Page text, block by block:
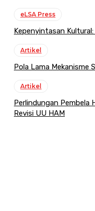
eLSA Press
Kepenyintasan
Artikel
Pola Lama Mekanisme
Artikel
Perlindungan Pembela
Revisi UU HAM